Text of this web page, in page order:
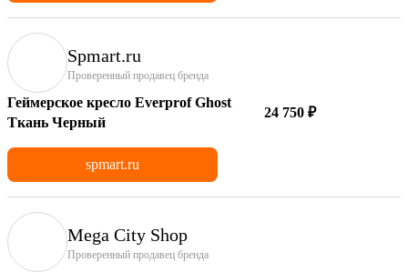
Spmart.ru
Проверенный продавец бренда
Геймерское кресло Everprof Ghost
Ткань Черный
24 750 ₽
spmart.ru
Mega City Shop
Проверенный продавец бренда